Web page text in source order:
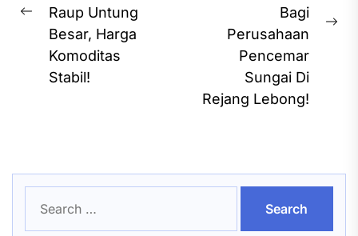
Previous
post:
Raup Untung
Besar, Harga
Komoditas
Stabil!
Bagi
Perusahaan
Pencemar
Sungai Di
Rejang Lebong!
for: